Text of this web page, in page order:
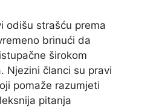
odišu strašću prema
brinući da
širokom
Njezini članci su pravi
pomaže razumjeti
pitanja